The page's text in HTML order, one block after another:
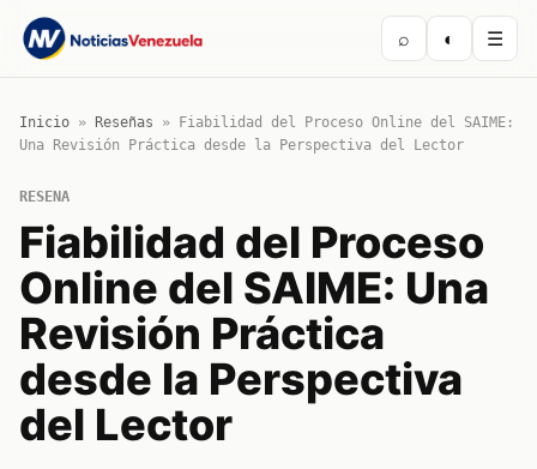
⌕ ◐ ☰
Inicio » Reseñas »
Fiabilidad del Proceso Online del SAIME:
Una Revisión Práctica desde la Perspectiva del Lector
RESENA
Fiabilidad del Proceso
Online del SAIME: Una
Revisión Práctica
desde la Perspectiva
del Lector